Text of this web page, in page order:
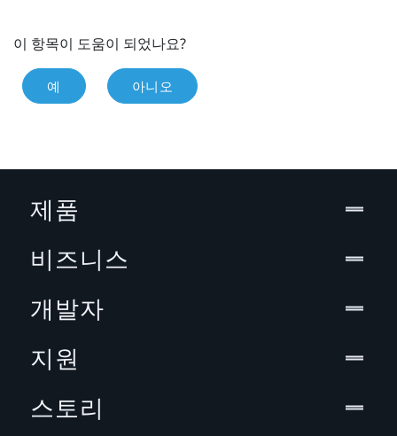
이 항목이 도움이 되었나요?
예 아니오
제품
비즈니스
개발자
지원
스토리